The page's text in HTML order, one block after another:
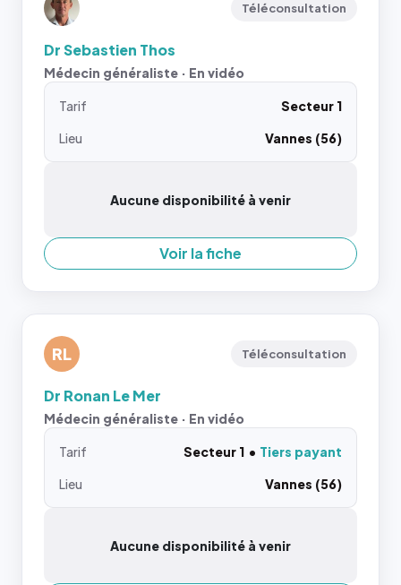
Téléconsultation
Dr Sebastien Thos
Médecin généraliste · En vidéo
Tarif
Secteur 1
Lieu
Vannes (56)
Aucune disponibilité à venir
Voir la fiche
RL Téléconsultation
Dr Ronan Le Mer
Médecin généraliste · En vidéo
Tarif Secteur 1
Tiers payant
Lieu
Vannes (56)
Aucune disponibilité à venir